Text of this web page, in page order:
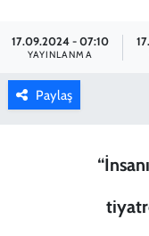
17.09.2024 - 07:10
YAYINLANMA
Paylaş
TÜRKİYE
DÜNYA
Avrupa Ligi
Tüm Manşetler
Haber Arşivi